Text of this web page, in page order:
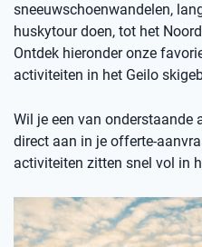
sneeuwschoenwandelen,
huskytour doen, tot het
Ontdek hieronder onze
activiteiten in het Geilo
Wil je een van onderstaande
direct aan in je offerte-
activiteiten zitten snel vol in